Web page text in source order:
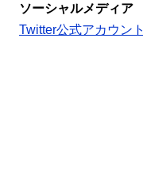
ソーシャルメディア
Twitter公式アカウント